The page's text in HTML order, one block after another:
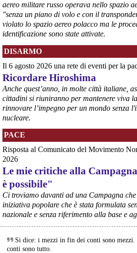
lanazione.it/massa-carrara/cro
La proposta di un osservatorio sui traffici
di Carrara organizzato dall’Accademia
sindaca Serena Arrighi.
Linda Maggiori, nel ricostruire l’inchiesta
AltrEconomia sull’attività di carico e
tra cui quello di Marina di Carrara, ha
parte delle istituzioni competenti a fornire
indispensabili.
pace
@peacelink - 6/8/2026 7:50
retepacedisarmo.org/2026/missi
Il Parlamento è stato tenuto praticamente
dispiegamento di uomini e mezzi verso il
contesto di conflitto aperto nella regione.
disarmo # noguerra
aereo militare russo operava nello spazio
"senza un piano di volo e con il
violato lo spazio aereo polacco ma le
identificazione sono state attivate.
DISARMO
Il 6 agosto 2026 una rete di eventi per la
Ricordare Hiroshima
Anche quest’anno, in molte città italiane,
cittadini si riuniranno per mantenere viva
rinnovare l’impegno per un mondo senza
nucleare.
PACE
Risposta al Comunicato del Movimento
2026
Le mie critiche alla
è possibile"
Ci troviamo davanti ad una Campagna
iniziativa popolare che è stata formulata
nazionale e senza riferimento alla base e
Si dice: i mezzi in fin dei conti sono
conti sono tutto.